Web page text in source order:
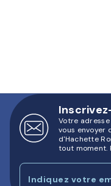
Votre
vous envoyer
d'Hachette
tout moment.
Indiquez votre